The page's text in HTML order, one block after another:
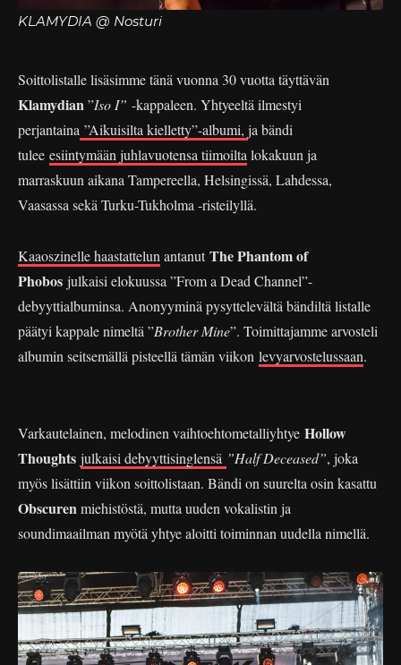
KLAMYDIA @ Nosturi
Soittolistalle lisäsimme tänä vuonna 30 vuotta täyttävän
Klamydian”Iso I” -kappaleen. Yhtyeeltä ilmestyi
perjantaina ”Aikuisilta kielletty”-albumi, ja bändi
tulee esiintymään juhlavuotensa tiimoilta lokakuun ja
marraskuun aikana Tampereella, Helsingissä, Lahdessa,
Vaasassa sekä Turku-Tukholma -risteilyllä.
Kaaoszinelle haastattelun antanutThe Phantom of
Phobos julkaisi elokuussa ”From a Dead Channel”-
debyyttialbuminsa. Anonyyminä pysyttelevältä bändiltä listalle
päätyi kappale nimeltä ”Brother Mine”. Toimittajamme arvosteli
albumin seitsemällä pisteellä tämän viikon levyarvostelussaan.
Varkautelainen, melodinen vaihtoehtometalliyhtye Hollow
Thoughts julkaisi debyyttisinglensä ”Half Deceased”, joka
myös lisättiin viikon soittolistaan. Bändi on suurelta osin kasattu
Obscurenmiehistöstä, mutta uuden vokalistin ja
soundimaailman myötä yhtye aloitti toiminnan uudella nimellä.